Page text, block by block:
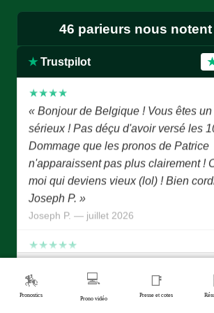
46 parieurs nous notent
★ Trustpilot
« Très bon site je le recommande »
Phil — juillet 2026
★★★★
« Bonjour de Belgique ! Vous êtes un
sérieux ! Pas déçu d'avoir versé les
Dommage que les pronos de Patrice
n'apparaissent pas plus clairement !
moi qui deviens vieux (lol) ! Bien
Joseph P. »
Joseph P. — juillet 2026
★★★★★
« Bonjour Patrice, Tout d'abord je
d'avoir eu l'idée de créer ce site
pour les joueurs et les
merci à tous les membres du site qui,
🏇
Pronostics
💻
Prono vidéo
📑
Presse et cotes